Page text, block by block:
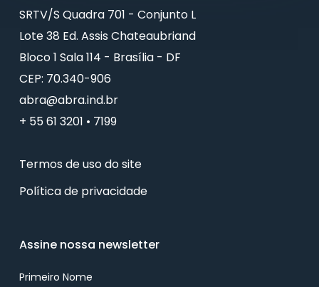
SRTV/S Quadra 701 - Conjunto L
Lote 38 Ed. Assis Chateaubriand
Bloco 1 Sala 114 - Brasília - DF
CEP: 70.340-906
abra@abra.ind.br
+ 55 61 3201 • 7199
Termos de uso do site
Política de privacidade
Assine nossa newsletter
Primeiro Nome